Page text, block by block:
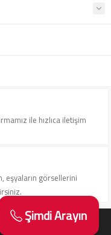
ile hızlıca iletişim
eşyaların görsellerini
| Antika Alanlar
Şimdi Arayın